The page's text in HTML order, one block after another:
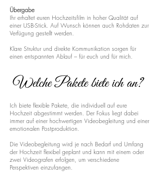
Übergabe
Ihr erhaltet euren Hochzeitsfilm in hoher Qualität auf
einer USB-Stick. Auf Wunsch können auch Rohdaten zur
Verfügung gestellt werden.
Klare Struktur und direkte Kommunikation sorgen für
einen entspannten Ablauf – für euch und für mich.
Welche Pakete biete ich an?
Ich biete flexible Pakete, die individuell auf eure
Hochzeit abgestimmt werden. Der Fokus liegt dabei
immer auf einer hochwertigen Videobegleitung und einer
emotionalen Postproduktion.
Die Videobegleitung wird je nach Bedarf und Umfang
der Hochzeit flexibel geplant und kann mit einem oder
zwei Videografen erfolgen, um verschiedene
Perspektiven einzufangen.